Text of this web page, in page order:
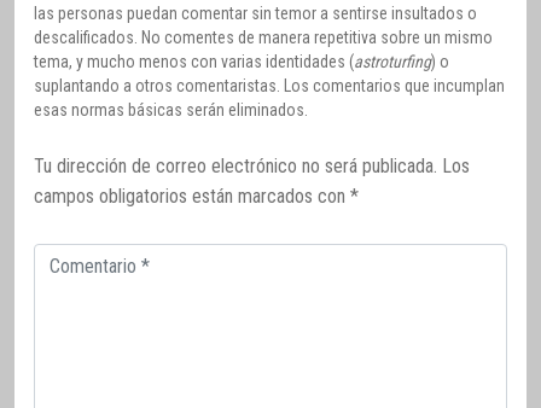
las personas puedan comentar sin temor a sentirse insultados o
descalificados. No comentes de manera repetitiva sobre un mismo
tema, y mucho menos con varias identidades (astroturfing) o
suplantando a otros comentaristas. Los comentarios que incumplan
esas normas básicas serán eliminados.
Tu dirección de correo electrónico no será publicada. Los
campos obligatorios están marcados con *
Comentario